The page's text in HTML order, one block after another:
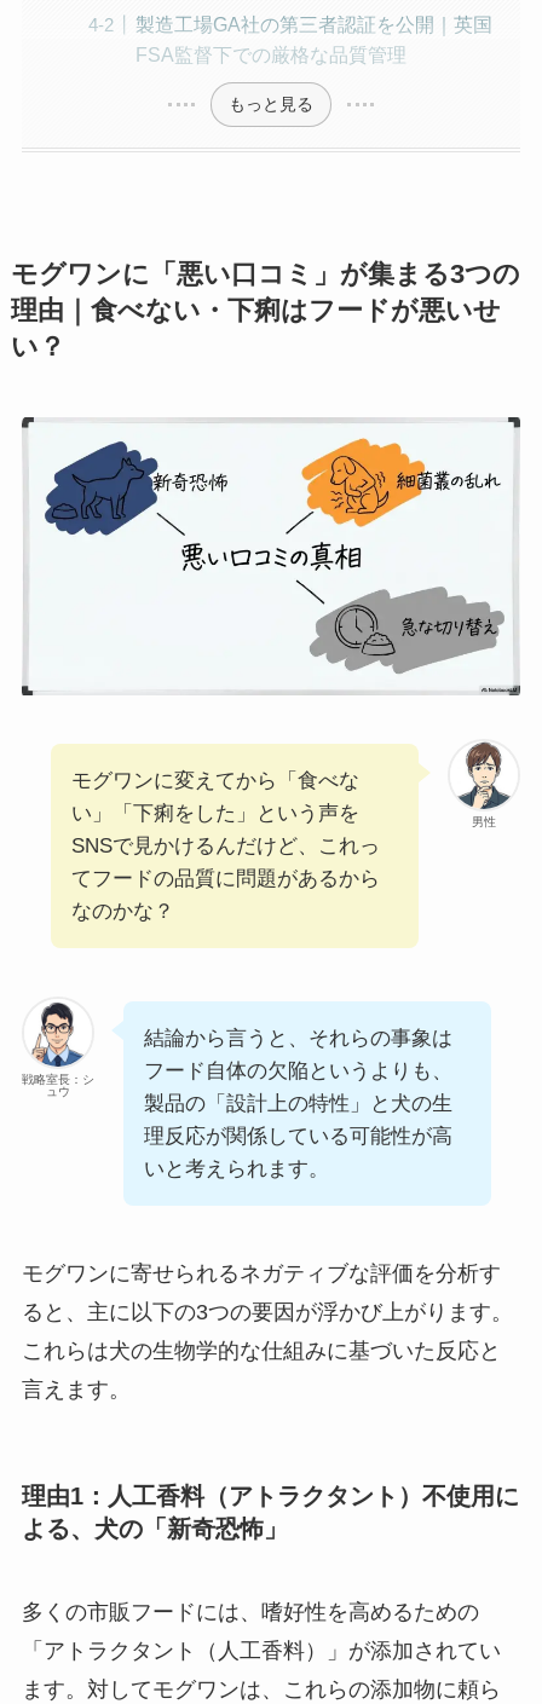
製造工場GA社の第三者認証を公開｜英国
FSA監督下での厳格な品質管理
もっと見る
モグワンに「悪い口コミ」が集まる3つの
理由｜食べない・下痢はフードが悪いせ
い？
男性
モグワンに変えてから「食べな
い」「下痢をした」という声を
SNSで見かけるんだけど、これっ
てフードの品質に問題があるから
なのかな？
戦略室長：シ
ュウ
結論から言うと、それらの事象は
フード自体の欠陥というよりも、
製品の「設計上の特性」と犬の生
理反応が関係している可能性が高
いと考えられます。
モグワンに寄せられるネガティブな評価を分析す
ると、主に以下の3つの要因が浮かび上がります。
これらは犬の生物学的な仕組みに基づいた反応と
言えます。
理由1：人工香料（アトラクタント）不使用に
よる、犬の「新奇恐怖」
多くの市販フードには、嗜好性を高めるための
「アトラクタント（人工香料）」が添加されてい
ます。対してモグワンは、これらの添加物に頼ら